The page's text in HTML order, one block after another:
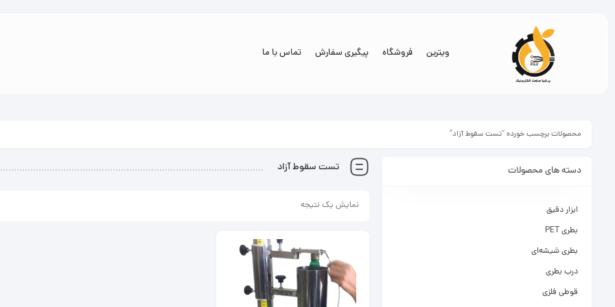
ویترین فروشگاه پیگیری سفارش تماس با ما
محصولات برچسب خورده “تست سقوط آزاد”
تست سقوط آزاد
نمایش یک نتیجه
دسته های محصولات
ابزار دقیق
بطری PET
بطری شیشه‌ای
درب بطری
قوطی فلزی